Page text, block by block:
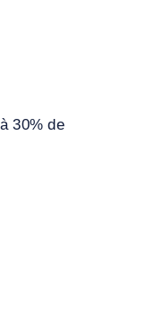
30% de